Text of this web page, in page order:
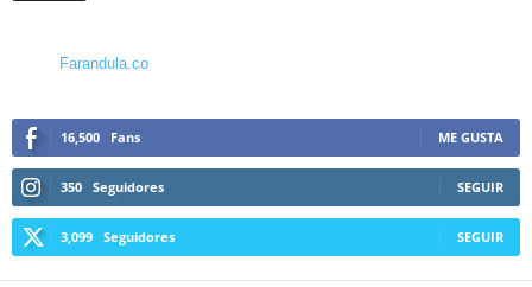
Farandula.co
16,500 Fans ME GUSTA
350 Seguidores SEGUIR
3,099 Seguidores SEGUIR